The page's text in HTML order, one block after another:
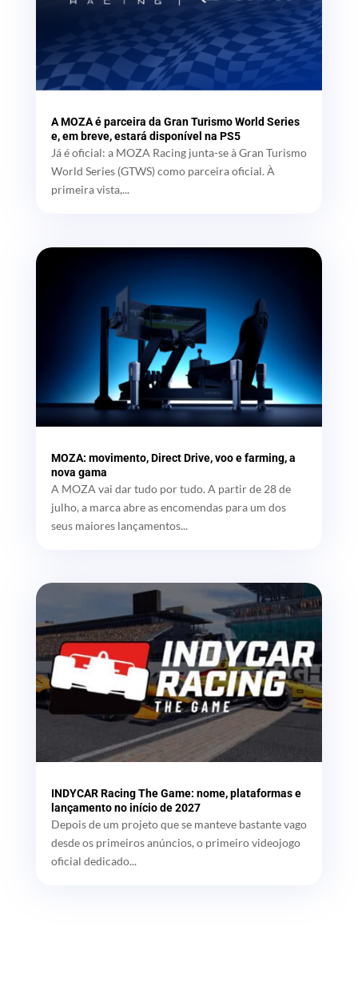
A MOZA é parceira da Gran Turismo World Series
e, em breve, estará disponível na PS5
Já é oficial: a MOZA Racing junta-se à Gran Turismo
World Series (GTWS) como parceira oficial. À
primeira vista,...
MOZA: movimento, Direct Drive, voo e farming, a
nova gama
A MOZA vai dar tudo por tudo. A partir de 28 de
julho, a marca abre as encomendas para um dos
seus maiores lançamentos...
INDYCAR Racing The Game: nome, plataformas e
lançamento no início de 2027
Depois de um projeto que se manteve bastante vago
desde os primeiros anúncios, o primeiro videojogo
oficial dedicado...